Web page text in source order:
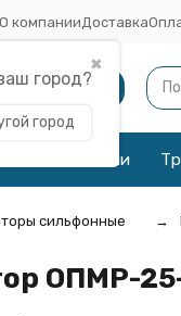
✖
город?
город
О компании Доставка
Каталог
детали
сильфонные
ОПМР-